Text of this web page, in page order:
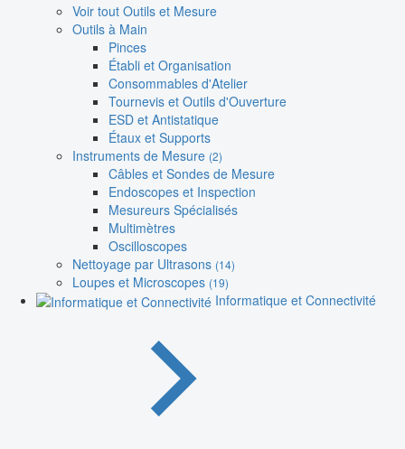
Voir tout Outils et Mesure
Outils à Main
Pinces
Établi et Organisation
Consommables d'Atelier
Tournevis et Outils d'Ouverture
ESD et Antistatique
Étaux et Supports
Instruments de Mesure (2)
Câbles et Sondes de Mesure
Endoscopes et Inspection
Mesureurs Spécialisés
Multimètres
Oscilloscopes
Nettoyage par Ultrasons (14)
Loupes et Microscopes (19)
Informatique et Connectivité